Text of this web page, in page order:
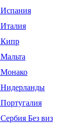
Испания
Италия
Кипр
Мальта
Монако
Нидерланды
Португалия
Сербия Без виз